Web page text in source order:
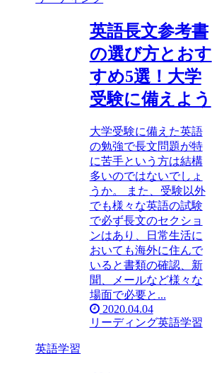
英語長文参考書
の選び方とおす
すめ5選！大学
受験に備えよう
大学受験に備えた英語
の勉強で長文問題が特
に苦手という方は結構
多いのではないでしょ
うか。 また、受験以外
でも様々な英語の試験
で必ず長文のセクショ
ンはあり、日常生活に
おいても海外に住んで
いると書類の確認、新
聞、メールなど様々な
場面で必要と...
2020.04.04
リーディング英語学習
英語学習